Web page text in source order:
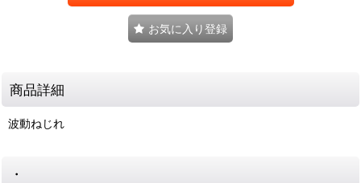
お気に入り登録
商品詳細
波動ねじれ
・